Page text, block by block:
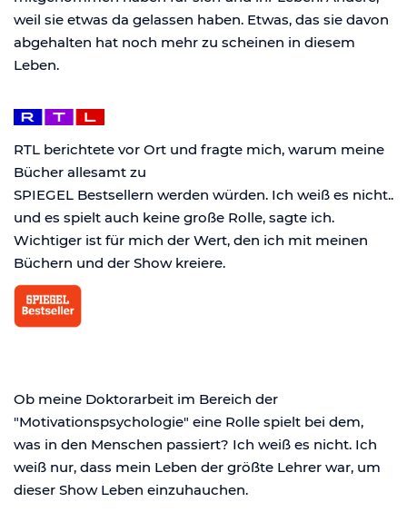
weil sie etwas da gelassen haben. Etwas, das sie davon
abgehalten hat noch mehr zu scheinen in diesem
Leben.
RTL berichtete vor Ort und fragte mich, warum meine
Bücher allesamt zu
SPIEGEL Bestsellern werden würden. Ich weiß es nicht..
und es spielt auch keine große Rolle, sagte ich.
Wichtiger ist für mich der Wert, den ich mit meinen
Büchern und der Show kreiere.
Ob meine Doktorarbeit im Bereich der
"Motivationspsychologie" eine Rolle spielt bei dem,
was in den Menschen passiert? Ich weiß es nicht. Ich
weiß nur, dass mein Leben der größte Lehrer war, um
dieser Show Leben einzuhauchen.